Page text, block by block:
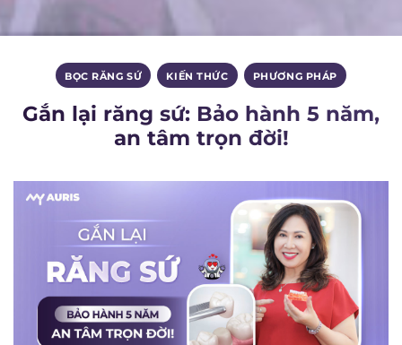
BỌC RĂNG SỨ , KIẾN THỨC , PHƯƠNG PHÁP
Gắn lại răng sứ: Bảo hành 5 năm,
an tâm trọn đời!